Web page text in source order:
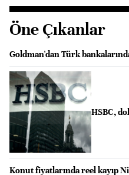
Öne Çıkanlar
Goldman'dan Türk
HSBC,
Konut fiyatlarında reel kayıp